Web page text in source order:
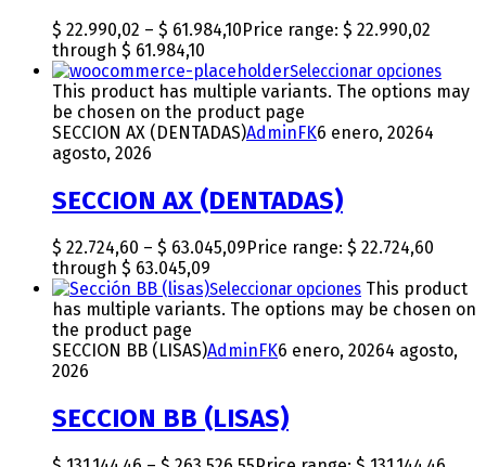
$ 22.990,02 – $ 61.984,10Price range: $ 22.990,02
through $ 61.984,10
Seleccionar opciones
This product has multiple variants. The options may
be chosen on the product page
SECCION AX (DENTADAS)AdminFK6 enero, 20264
agosto, 2026
SECCION AX (DENTADAS)
$ 22.724,60 – $ 63.045,09Price range: $ 22.724,60
through $ 63.045,09
Seleccionar opciones This product
has multiple variants. The options may be chosen on
the product page
SECCION BB (LISAS)AdminFK6 enero, 20264 agosto,
2026
SECCION BB (LISAS)